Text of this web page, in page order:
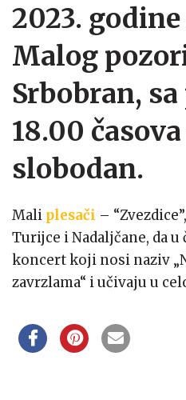
2023.
Malog
Srbobran,
18.00
slobodan.
Mali plesači –
Turijce i Nadaljčane, da
koncert koji nosi naziv
zavrzlama“ i učivaju u